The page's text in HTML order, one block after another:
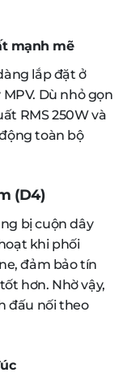
mạnh mẽ
lắp đặt ở
Dù nhỏ gọn
RMS 250W và
toàn bộ
(D4)
bị cuộn dây
khi phối
đảm bảo tín
hơn. Nhờ vậy,
đấu nối theo